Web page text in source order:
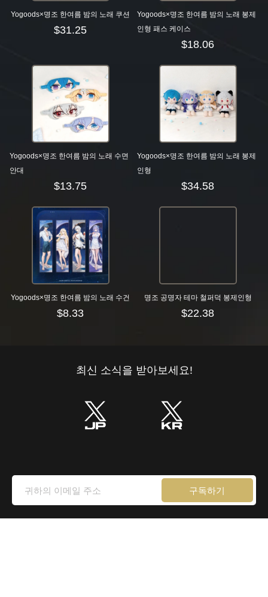
Yogoods×명조 한여름 밤의 노래 쿠션
$31.25
Yogoods×명조 한여름 밤의 노래 봉제
인형 패스 케이스
$18.06
Yogoods×명조 한여름 밤의 노래 수면
안대
$13.75
Yogoods×명조 한여름 밤의 노래 봉제
인형
$34.58
Yogoods×명조 한여름 밤의 노래 수건
$8.33
명조 공명자 테마 철퍼덕 봉제인형
$22.38
최신 소식을 받아보세요!
구독하기